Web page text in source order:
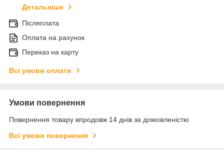
Детальніше
Післяплата
Оплата на рахунок
Переказ на карту
Всі умови оплати
Умови повернення
Повернення товару впродовж 14 днів за домовленістю
Всі умови повернення